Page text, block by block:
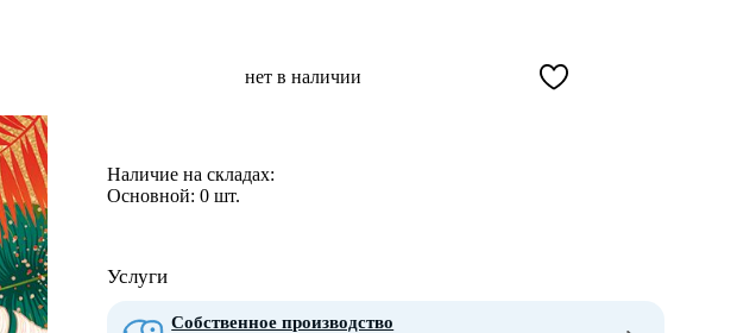
нет в наличии
Наличие на складах:
Основной:0 шт.
Услуги
Собственное производство